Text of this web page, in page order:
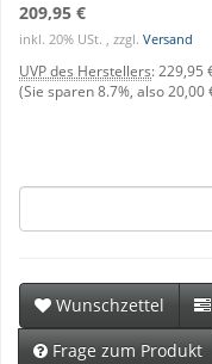
209,95 €
inkl. 20% USt. , zzgl. Versand
UVP des Herstellers: 229,95
(Sie sparen8.7% , also 20,00
Wunschzettel
Frage zum Produkt